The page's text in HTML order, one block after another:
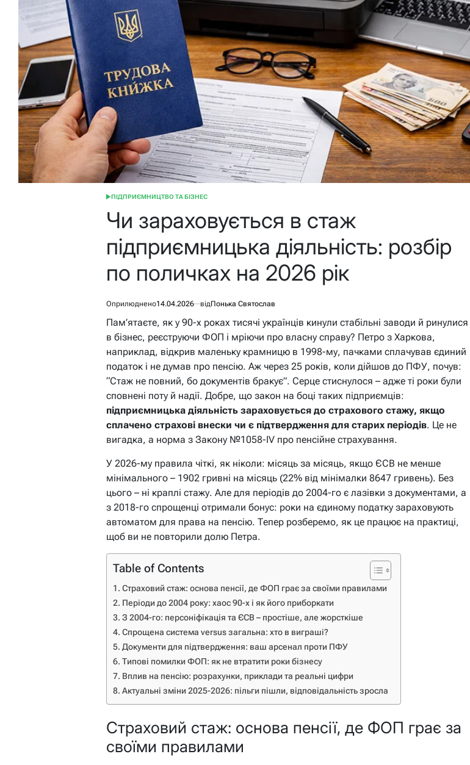
ОПУБЛІКУВАТИ
ПІДПРИЄМНИЦТВО ТА БІЗНЕС
Чи зараховується в стаж
підприємницька діяльність: розбір
по поличках на 2026 рік
Оприлюднено14.04.2026 відПонька Святослав
Пам’ятаєте, як у 90-х роках тисячі українців кинули стабільні заводи й ринулися
в бізнес, реєструючи ФОП і мріючи про власну справу? Петро з Харкова,
наприклад, відкрив маленьку крамницю в 1998-му, пачками сплачував єдиний
податок і не думав про пенсію. Аж через 25 років, коли дійшов до ПФУ, почув:
“Стаж не повний, бо документів бракує”. Серце стиснулося – адже ті роки були
сповнені поту й надії. Добре, що закон на боці таких підприємців:
підприємницька діяльність зараховується до страхового стажу, якщо
сплачено страхові внески чи є підтвердження для старих періодів. Це не
вигадка, а норма з Закону №1058-IV про пенсійне страхування.
У 2026-му правила чіткі, як ніколи: місяць за місяць, якщо ЄСВ не менше
мінімального – 1902 гривні на місяць (22% від мінімалки 8647 гривень). Без
цього – ні краплі стажу. Але для періодів до 2004-го є лазівки з документами, а
з 2018-го спрощенці отримали бонус: роки на єдиному податку зараховують
автоматом для права на пенсію. Тепер розберемо, як це працює на практиці,
щоб ви не повторили долю Петра.
Table of Contents
Страховий стаж: основа пенсії, де ФОП грає за своїми правилами
Періоди до 2004 року: хаос 90-х і як його приборкати
З 2004-го: персоніфікація та ЄСВ – простіше, але жорсткіше
Спрощена система versus загальна: хто в виграші?
Документи для підтвердження: ваш арсенал проти ПФУ
Типові помилки ФОП: як не втратити роки бізнесу
Вплив на пенсію: розрахунки, приклади та реальні цифри
Актуальні зміни 2025-2026: пільги пішли, відповідальність зросла
Страховий стаж: основа пенсії, де ФОП грає за
своїми правилами